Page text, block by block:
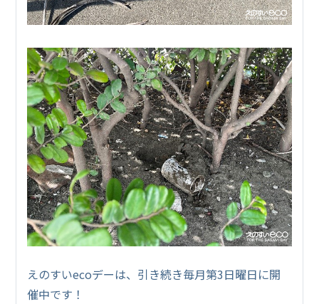
えのすいecoデーは、引き続き毎月第3日曜日に開
催中です！